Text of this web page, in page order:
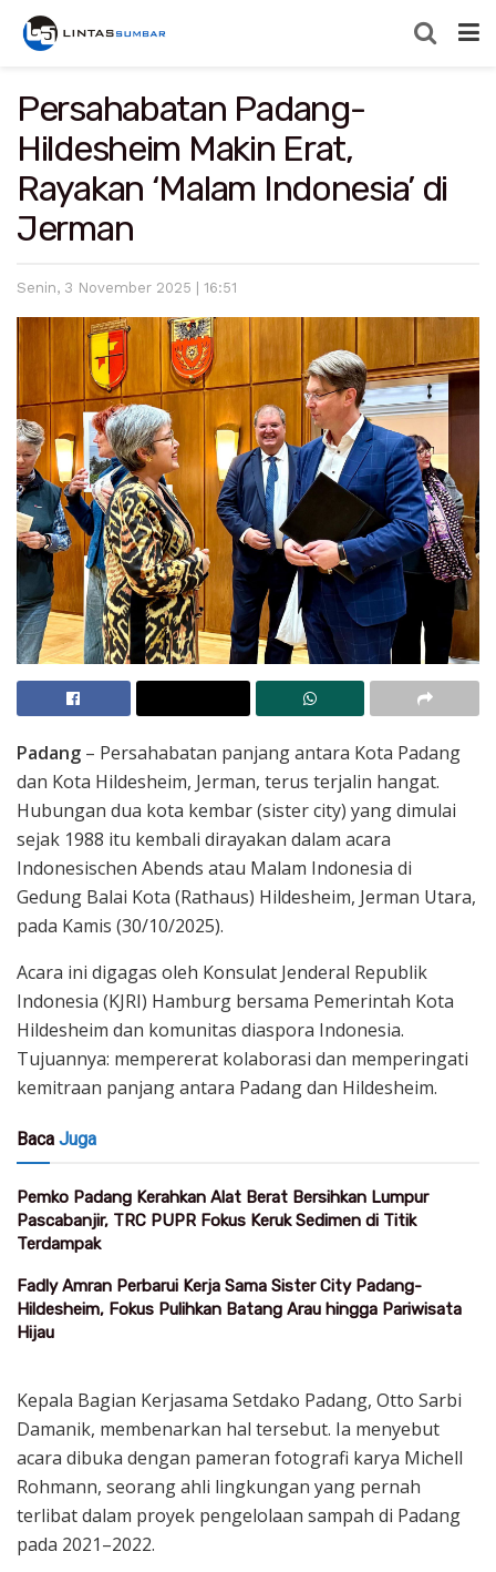
Persahabatan Padang-
Hildesheim Makin Erat,
Rayakan ‘Malam Indonesia’ di
Jerman
Senin, 3 November 2025 | 16:51
Padang – Persahabatan panjang antara Kota Padang
dan Kota Hildesheim, Jerman, terus terjalin hangat.
Hubungan dua kota kembar (sister city) yang dimulai
sejak 1988 itu kembali dirayakan dalam acara
Indonesischen Abends atau Malam Indonesia di
Gedung Balai Kota (Rathaus) Hildesheim, Jerman Utara,
pada Kamis (30/10/2025).
Acara ini digagas oleh Konsulat Jenderal Republik
Indonesia (KJRI) Hamburg bersama Pemerintah Kota
Hildesheim dan komunitas diaspora Indonesia.
Tujuannya: mempererat kolaborasi dan memperingati
kemitraan panjang antara Padang dan Hildesheim.
Baca Juga
Pemko Padang Kerahkan Alat Berat Bersihkan Lumpur
Pascabanjir, TRC PUPR Fokus Keruk Sedimen di Titik
Terdampak
Fadly Amran Perbarui Kerja Sama Sister City Padang-
Hildesheim, Fokus Pulihkan Batang Arau hingga Pariwisata
Hijau
Kepala Bagian Kerjasama Setdako Padang, Otto Sarbi
Damanik, membenarkan hal tersebut. Ia menyebut
acara dibuka dengan pameran fotografi karya Michell
Rohmann, seorang ahli lingkungan yang pernah
terlibat dalam proyek pengelolaan sampah di Padang
pada 2021–2022.